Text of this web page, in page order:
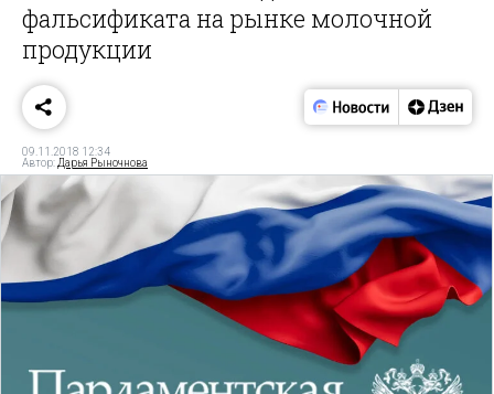
фальсификата на рынке молочной
продукции
09.11.2018 12:34
Автор: Дарья Рыночнова